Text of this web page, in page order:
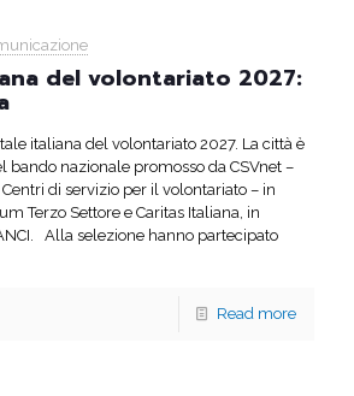
del volontariato 2027:
italiana del volontariato 2027. La città è
bando nazionale promosso da CSVnet –
Centri di servizio per il volontariato – in
Terzo Settore e Caritas Italiana, in
Alla selezione hanno partecipato
Read more